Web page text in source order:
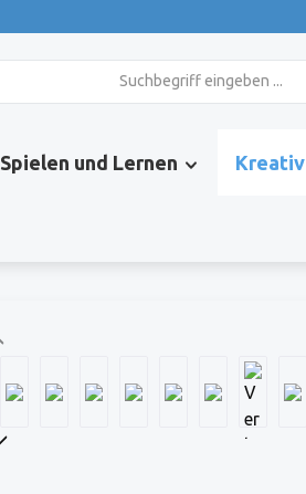
Spielen und Lernen Kreativ